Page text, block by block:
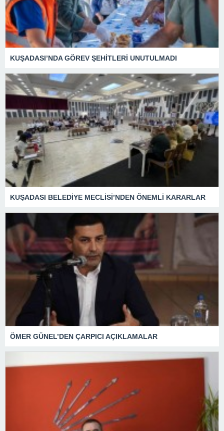
KUŞADASI’NDA GÖREV ŞEHİTLERİ UNUTULMADI
KUŞADASI BELEDİYE MECLİSİ’NDEN ÖNEMLİ KARARLAR
ÖMER GÜNEL’DEN ÇARPICI AÇIKLAMALAR